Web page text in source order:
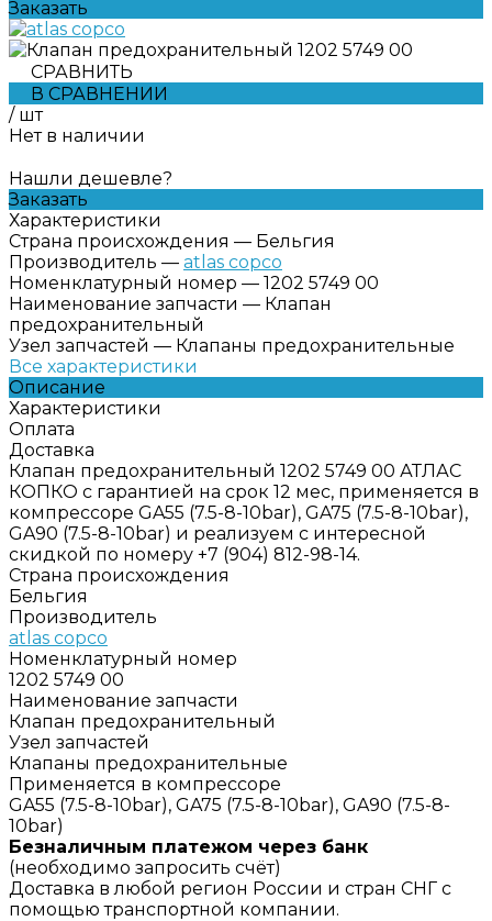
Заказать
СРАВНИТЬ
В СРАВНЕНИИ
/ шт
Нет в наличии
Нашли дешевле?
Заказать
Характеристики
Страна происхождения — Бельгия
Производитель — atlas copco
Номенклатурный номер — 1202 5749 00
Наименование запчасти — Клапан
предохранительный
Узел запчастей — Клапаны предохранительные
Все характеристики
Описание
Характеристики
Оплата
Доставка
Клапан предохранительный 1202 5749 00 АТЛАС
КОПКО с гарантией на срок 12 мес, применяется в
компрессоре GA55 (7.5-8-10bar), GA75 (7.5-8-10bar),
GA90 (7.5-8-10bar) и реализуем с интересной
скидкой по номеру +7 (904) 812-98-14.
Страна происхождения
Бельгия
Производитель
atlas copco
Номенклатурный номер
1202 5749 00
Наименование запчасти
Клапан предохранительный
Узел запчастей
Клапаны предохранительные
Применяется в компрессоре
GA55 (7.5-8-10bar), GA75 (7.5-8-10bar), GA90 (7.5-8-
10bar)
Безналичным платежом через банк
(необходимо запросить счёт)
Доставка в любой регион России и стран СНГ с
помощью транспортной компании.